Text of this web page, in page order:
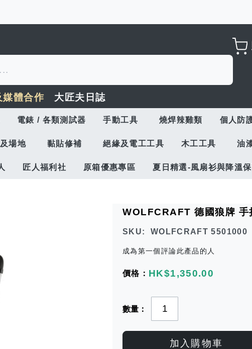
體合作 大匠夫日誌
電錶 / 各類測試器 手動工具 燒焊辣雞類 個人防
場地 黏貼修補 絕緣及電工工具 木工工具 油
匠人福利社 原箱優惠專區 夏日精選-風扇衫與降溫
WOLFCRAFT 德國狼牌
SKU WOLFCRAFT 5501000
成為第一個評論此產品的人
HK$1,350.00
數量
加入購物車